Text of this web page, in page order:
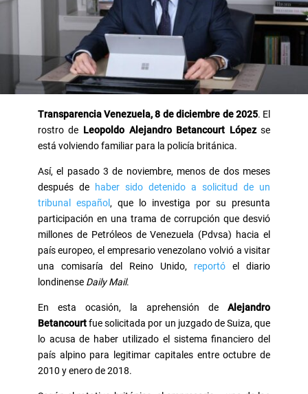
Transparencia Venezuela, 8 de diciembre de 2025. El
rostro de Leopoldo Alejandro Betancourt Lópezse
está volviendo familiar para la policía británica.
Así, el pasado 3 de noviembre, menos de dos meses
después de
haber sido detenido a solicitud de un
tribunal español , que lo investiga por su presunta
participación en una trama de corrupción que desvió
millones de Petróleos de Venezuela (Pdvsa) hacia el
país europeo, el empresario venezolano volvió a visitar
una comisaría del Reino Unido, reportó el diario
londinense Daily Mail.
En esta ocasión, la aprehensión deAlejandro
Betancourtfue solicitada por un juzgado de Suiza, que
lo acusa de haber utilizado el sistema financiero del
país alpino para legitimar capitales entre octubre de
2010 y enero de 2018.